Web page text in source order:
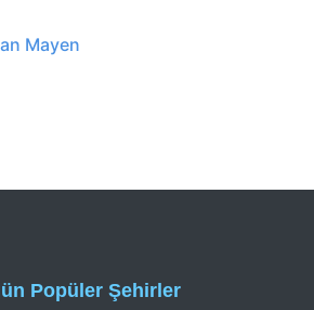
Mayen
Popüler Şehirler